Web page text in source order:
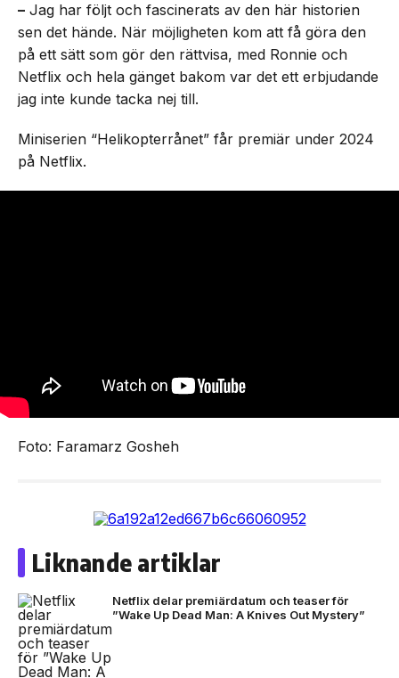
– Jag har följt och fascinerats av den här historien
sen det hände. När möjligheten kom att få göra den
på ett sätt som gör den rättvisa, med Ronnie och
Netflix och hela gänget bakom var det ett erbjudande
jag inte kunde tacka nej till.
Miniserien “Helikopterrånet” får premiär under 2024
på Netflix.
Foto: Faramarz Gosheh
Liknande artiklar
Netflix delar premiärdatum och teaser för
”Wake Up Dead Man: A Knives Out Mystery”